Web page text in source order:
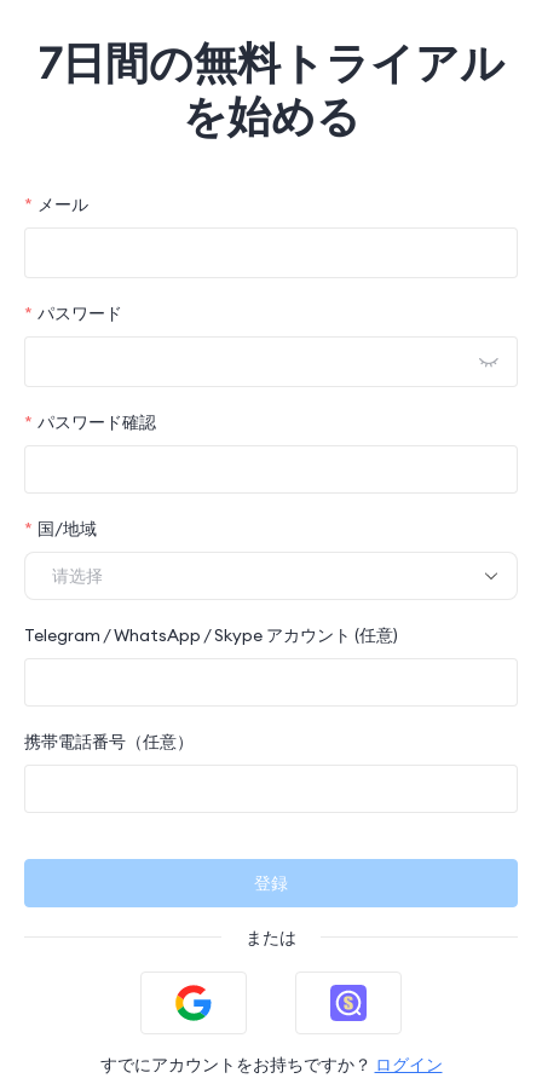
7日間の無料トライアル
を始める
メール
パスワード
パスワード確認
国/地域
Telegram / WhatsApp / Skype アカウント (任意)
携帯電話番号（任意）
登録
または
すでにアカウントをお持ちですか？ ログイン